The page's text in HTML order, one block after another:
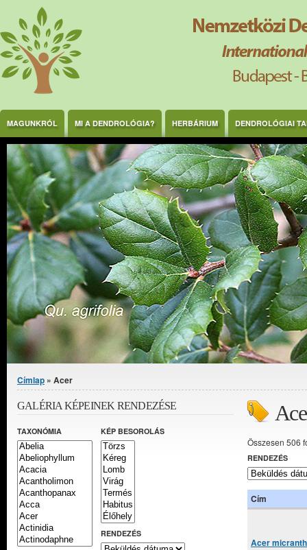
Ugrás a tartalomra
MAGUNKRÓL MI A DENDROLÓGIA? HERBÁRIUM DENDROLÓGIAI
Jelenlegi hely
Címlap » Acer
Összesen 506
RENDEZÉS
Cím
Acer
GALÉRIA KÉPEINEK RENDEZÉSE
TAXONÓMIA KÉP BESOROLÁS
RENDEZÉS